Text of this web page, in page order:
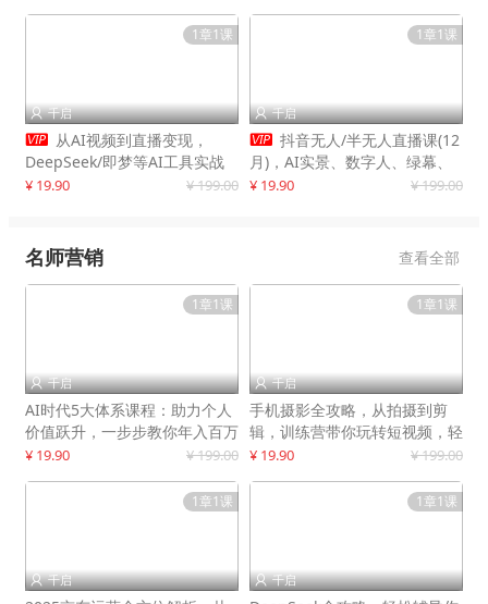
1章1课
 千启
 从AI视频到直播变现，
DeepSeek/即梦等AI工具实战
教学，生产爆款视频，打造高流
¥ 19.90 ¥ 199.00
1章1课
 千启
 抖音无人/半无人直播课(12
月)，AI实景、数字人、绿幕、
多种玩法、24小时自动盈利
¥ 19.90 ¥ 199.00
名师营销 查看全部
1章1课
 千启
AI时代5大体系课程：助力个人
价值跃升，一步步教你年入百万
¥ 19.90 ¥ 199.00
1章1课
 千启
手机摄影全攻略，从拍摄到剪
辑，训练营带你玩转短视频，轻
松拍大片
¥ 19.90 ¥ 199.00
1章1课
 千启
1章1课
 千启